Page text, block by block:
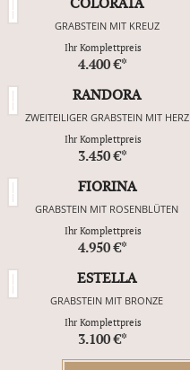
COLORATA
GRABSTEIN MIT KREUZ
Ihr Komplettpreis
4.400 €*
RANDORA
ZWEITEILIGER GRABSTEIN MIT HERZ
Ihr Komplettpreis
3.450 €*
FIORINA
GRABSTEIN MIT ROSENBLÜTEN
Ihr Komplettpreis
4.950 €*
ESTELLA
GRABSTEIN MIT BRONZE
Ihr Komplettpreis
3.100 €*